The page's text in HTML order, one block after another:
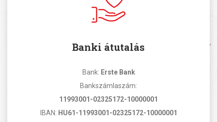
Banki átutalás
Bank: Erste Bank
Bankszámlaszám:
11993001-02325172-10000001
IBAN: HU61-11993001-02325172-10000001